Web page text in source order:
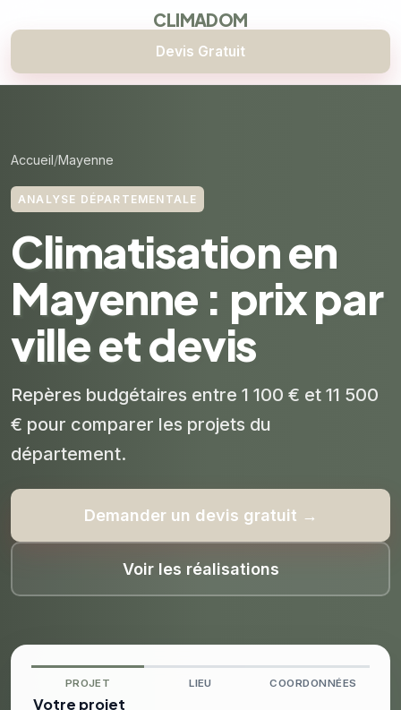
CLIMADOM
Devis Gratuit
Accueil Mayenne
ANALYSE DÉPARTEMENTALE
Climatisation en
Mayenne : prix par
ville et devis
Repères budgétaires entre 1 100 € et 11 500
€ pour comparer les projets du
département.
Demander un devis gratuit →
Voir les réalisations
PROJET LIEU COORDONNÉES
Votre projet